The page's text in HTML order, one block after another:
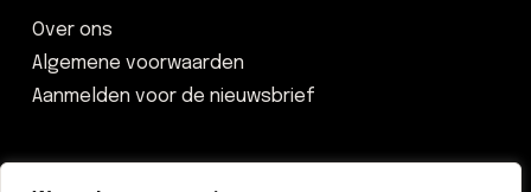
Over ons
Algemene voorwaarden
Aanmelden voor de nieuwsbrief